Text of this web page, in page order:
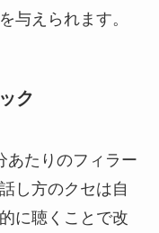
与えられます。
ク
あたりのフィラー
し方のクセは自
に聴くことで改